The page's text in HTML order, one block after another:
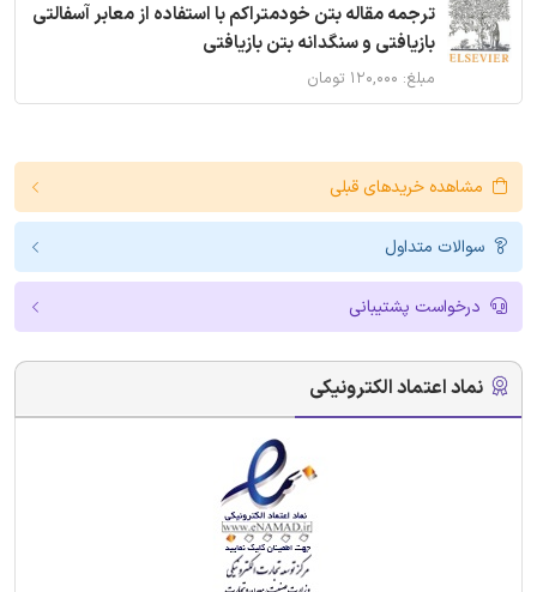
ترجمه مقاله بتن خودمتراکم با استفاده از معابر آسفالتی
بازیافتی و سنگدانه بتن بازیافتی
مبلغ: ۱۲۰,۰۰۰ تومان
مشاهده خریدهای قبلی
سوالات متداول
درخواست پشتیبانی
نماد اعتماد الکترونیکی